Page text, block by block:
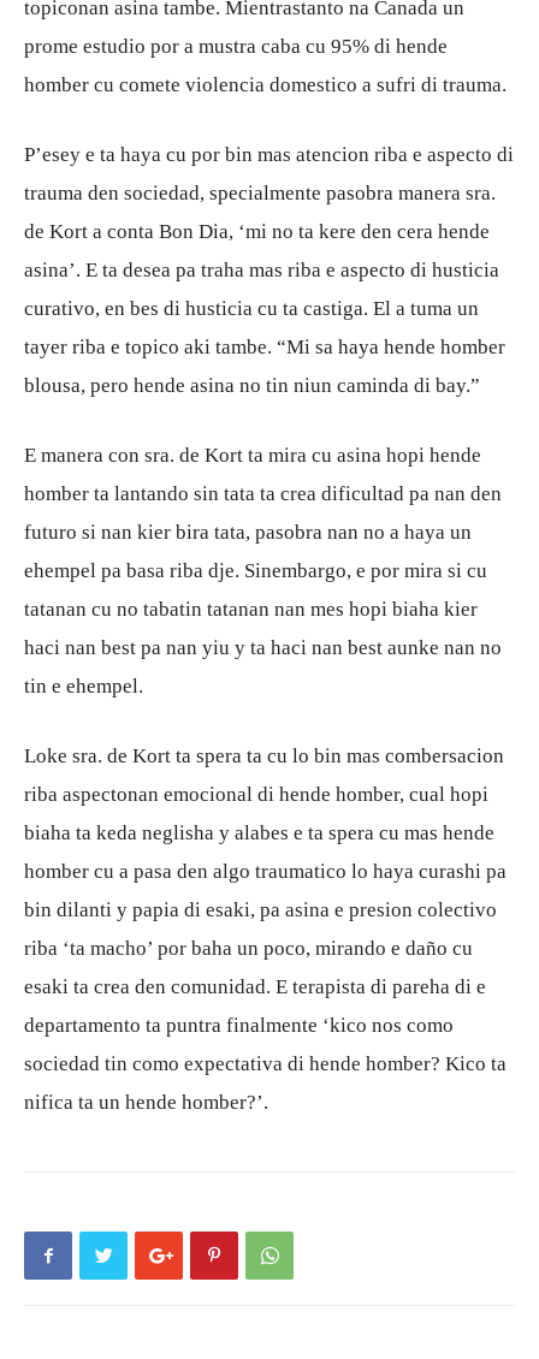
topiconan asina tambe. Mientrastanto na Canada un
prome estudio por a mustra caba cu 95% di hende
homber cu comete violencia domestico a sufri di trauma.
P’esey e ta haya cu por bin mas atencion riba e aspecto di
trauma den sociedad, specialmente pasobra manera sra.
de Kort a conta Bon Dia, ‘mi no ta kere den cera hende
asina’. E ta desea pa traha mas riba e aspecto di husticia
curativo, en bes di husticia cu ta castiga. El a tuma un
tayer riba e topico aki tambe. “Mi sa haya hende homber
blousa, pero hende asina no tin niun caminda di bay.”
E manera con sra. de Kort ta mira cu asina hopi hende
homber ta lantando sin tata ta crea dificultad pa nan den
futuro si nan kier bira tata, pasobra nan no a haya un
ehempel pa basa riba dje. Sinembargo, e por mira si cu
tatanan cu no tabatin tatanan nan mes hopi biaha kier
haci nan best pa nan yiu y ta haci nan best aunke nan no
tin e ehempel.
Loke sra. de Kort ta spera ta cu lo bin mas combersacion
riba aspectonan emocional di hende homber, cual hopi
biaha ta keda neglisha y alabes e ta spera cu mas hende
homber cu a pasa den algo traumatico lo haya curashi pa
bin dilanti y papia di esaki, pa asina e presion colectivo
riba ‘ta macho’ por baha un poco, mirando e daño cu
esaki ta crea den comunidad. E terapista di pareha di e
departamento ta puntra finalmente ‘kico nos como
sociedad tin como expectativa di hende homber? Kico ta
nifica ta un hende homber?’.